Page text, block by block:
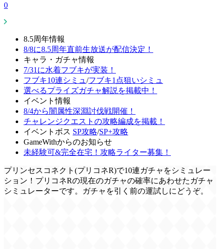
0
8.5周年情報
8/8に8.5周年直前生放送が配信決定！
キャラ・ガチャ情報
7/31に水着フブキが実装！
フブキ10連シミュ /フブキ1点狙いシミュ
選べるプライズガチャ解説を掲載中！
イベント情報
8/4から闇属性深淵討伐戦開催！
チャレンジクエストの攻略編成を掲載！
イベントボス SP攻略/SP+攻略
GameWithからのお知らせ
未経験可&完全在宅！攻略ライター募集！
プリンセスコネクト(プリコネR)で10連ガチャをシミュレー
ション！プリコネRの現在のガチャの確率にあわせたガチャ
シミュレーターです。ガチャを引く前の運試しにどうぞ。